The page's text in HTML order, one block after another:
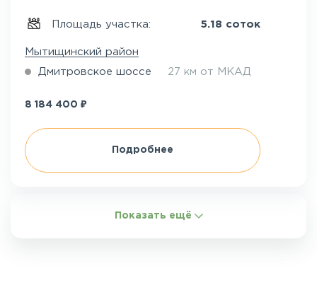
Площадь участка: 5.18 соток
Мытищинский район
Дмитровское шоссе 27 км от МКАД
8 184 400 ₽
Подробнее
Показать ещё